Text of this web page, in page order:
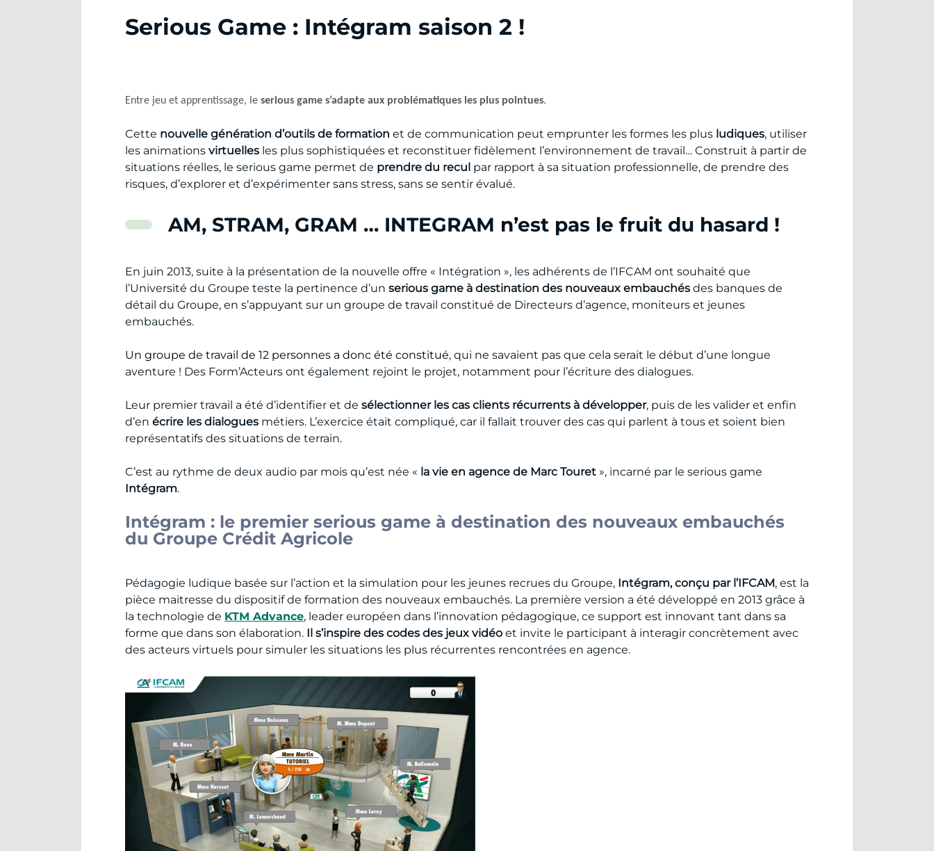
Serious Game : Intégram saison 2 !
Entre jeu et apprentissage, le serious game s’adapte aux problématiques les plus pointues.
Cette nouvelle génération d’outils de formation et de communication peut emprunter les formes les plus ludiques, utiliser
les animations virtuelles les plus sophistiquées et reconstituer fidèlement l’environnement de travail… Construit à partir de
situations réelles, le serious game permet de prendre du recul par rapport à sa situation professionnelle, de prendre des
risques, d’explorer et d’expérimenter sans stress, sans se sentir évalué.
AM, STRAM, GRAM … INTEGRAM n’est pas le fruit du hasard !
En juin 2013, suite à la présentation de la nouvelle offre « Intégration », les adhérents de l’IFCAM ont souhaité que
l’Université du Groupe teste la pertinence d’un serious game à destination des nouveaux embauchés des banques de
détail du Groupe, en s’appuyant sur un groupe de travail constitué de Directeurs d’agence, moniteurs et jeunes
embauchés.
Un groupe de travail de 12 personnes a donc été constitué, qui ne savaient pas que cela serait le début d’une longue
aventure ! Des Form’Acteurs ont également rejoint le projet, notamment pour l’écriture des dialogues.
Leur premier travail a été d’identifier et de sélectionner les cas clients récurrents à développer, puis de les valider et enfin
d’en écrire les dialogues métiers. L’exercice était compliqué, car il fallait trouver des cas qui parlent à tous et soient bien
représentatifs des situations de terrain.
C’est au rythme de deux audio par mois qu’est née « la vie en agence de Marc Touret », incarné par le serious game
Intégram.
Intégram : le premier serious game à destination des nouveaux embauchés
du Groupe Crédit Agricole
Pédagogie ludique basée sur l’action et la simulation pour les jeunes recrues du Groupe, Intégram, conçu par l’IFCAM, est la
pièce maitresse du dispositif de formation des nouveaux embauchés. La première version a été développé en 2013 grâce à
la technologie de KTM Advance, leader européen dans l’innovation pédagogique, ce support est innovant tant dans sa
forme que dans son élaboration. Il s’inspire des codes des jeux vidéo et invite le participant à interagir concrètement avec
des acteurs virtuels pour simuler les situations les plus récurrentes rencontrées en agence.